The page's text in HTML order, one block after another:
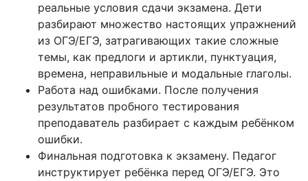
реальные условия сдачи экзамена. Дети
разбирают множество настоящих упражнений
из ОГЭ/ЕГЭ, затрагивающих такие сложные
темы, как предлоги и артикли, пунктуация,
времена, неправильные и модальные глаголы.
Работа над ошибками. После получения
результатов пробного тестирования
преподаватель разбирает с каждым ребёнком
ошибки.
Финальная подготовка к экзамену. Педагог
инструктирует ребёнка перед ОГЭ/ЕГЭ. Это